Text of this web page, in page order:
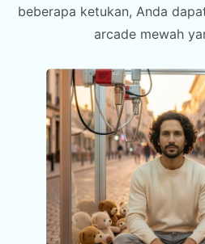
beberapa ketukan, Anda
arcade mewah